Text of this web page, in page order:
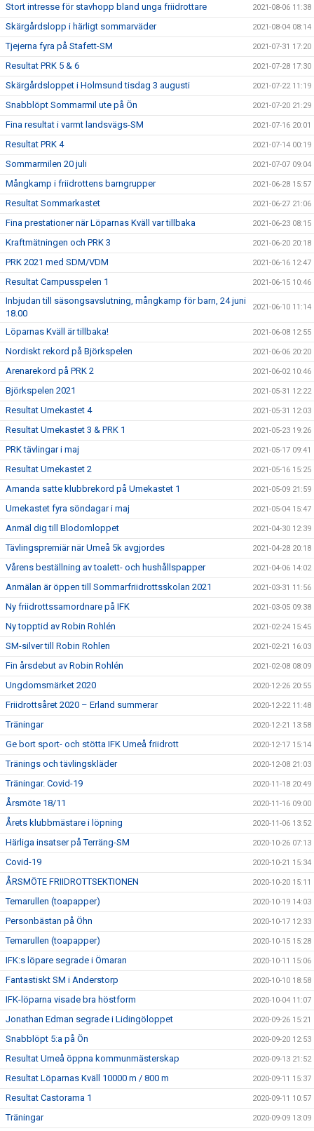
Stort intresse för stavhopp bland unga friidrottare 2021-08-06 11:38
Skärgårdslopp i härligt sommarväder 2021-08-04 08:14
Tjejerna fyra på Stafett-SM 2021-07-31 17:20
Resultat PRK 5 & 6 2021-07-28 17:30
Skärgårdsloppet i Holmsund tisdag 3 augusti 2021-07-22 11:19
Snabblöpt Sommarmil ute på Ön 2021-07-20 21:29
Fina resultat i varmt landsvägs-SM 2021-07-16 20:01
Resultat PRK 4 2021-07-14 00:19
Sommarmilen 20 juli 2021-07-07 09:04
Mångkamp i friidrottens barngrupper 2021-06-28 15:57
Resultat Sommarkastet 2021-06-27 21:06
Fina prestationer när Löparnas Kväll var tillbaka 2021-06-23 08:15
Kraftmätningen och PRK 3 2021-06-20 20:18
PRK 2021 med SDM/VDM 2021-06-16 12:47
Resultat Campusspelen 1 2021-06-15 10:46
Inbjudan till säsongsavslutning, mångkamp för barn, 24 juni
18.00
2021-06-10 11:14
Löparnas Kväll är tillbaka! 2021-06-08 12:55
Nordiskt rekord på Björkspelen 2021-06-06 20:20
Arenarekord på PRK 2 2021-06-02 10:46
Björkspelen 2021 2021-05-31 12:22
Resultat Umekastet 4 2021-05-31 12:03
Resultat Umekastet 3 & PRK 1 2021-05-23 19:26
PRK tävlingar i maj 2021-05-17 09:41
Resultat Umekastet 2 2021-05-16 15:25
Amanda satte klubbrekord på Umekastet 1 2021-05-09 21:59
Umekastet fyra söndagar i maj 2021-05-04 15:47
Anmäl dig till Blodomloppet 2021-04-30 12:39
Tävlingspremiär när Umeå 5k avgjordes 2021-04-28 20:18
Vårens beställning av toalett- och hushållspapper 2021-04-06 14:02
Anmälan är öppen till Sommarfriidrottsskolan 2021 2021-03-31 11:56
Ny friidrottssamordnare på IFK 2021-03-05 09:38
Ny topptid av Robin Rohlén 2021-02-24 15:45
SM-silver till Robin Rohlen 2021-02-21 16:03
Fin årsdebut av Robin Rohlén 2021-02-08 08:09
Ungdomsmärket 2020 2020-12-26 20:55
Friidrottsåret 2020 – Erland summerar 2020-12-22 11:48
Träningar 2020-12-21 13:58
Ge bort sport- och stötta IFK Umeå friidrott 2020-12-17 15:14
Tränings och tävlingskläder 2020-12-08 21:03
Träningar. Covid-19 2020-11-18 20:49
Årsmöte 18/11 2020-11-16 09:00
Årets klubbmästare i löpning 2020-11-06 13:52
Härliga insatser på Terräng-SM 2020-10-26 07:13
Covid-19 2020-10-21 15:34
ÅRSMÖTE FRIIDROTTSEKTIONEN 2020-10-20 15:11
Temarullen (toapapper) 2020-10-19 14:03
Personbästan på Öhn 2020-10-17 12:33
Temarullen (toapapper) 2020-10-15 15:28
IFK:s löpare segrade i Ömaran 2020-10-11 15:06
Fantastiskt SM i Anderstorp 2020-10-10 18:58
IFK-löparna visade bra höstform 2020-10-04 11:07
Jonathan Edman segrade i Lidingöloppet 2020-09-26 15:21
Snabblöpt 5:a på Ön 2020-09-20 12:53
Resultat Umeå öppna kommunmästerskap 2020-09-13 21:52
Resultat Löparnas Kväll 10000 m / 800 m 2020-09-11 15:37
Resultat Castorama 1 2020-09-11 10:57
Träningar 2020-09-09 13:09